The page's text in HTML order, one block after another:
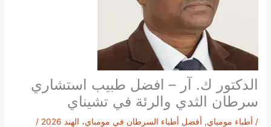
الدكتور ك. آر – افضل طبيب استشاري
سرطان الثدي والرئة في تشيناي
/ أطباء مومباي, أفضل أطباء السرطان في مومباي، الهند 2026
/